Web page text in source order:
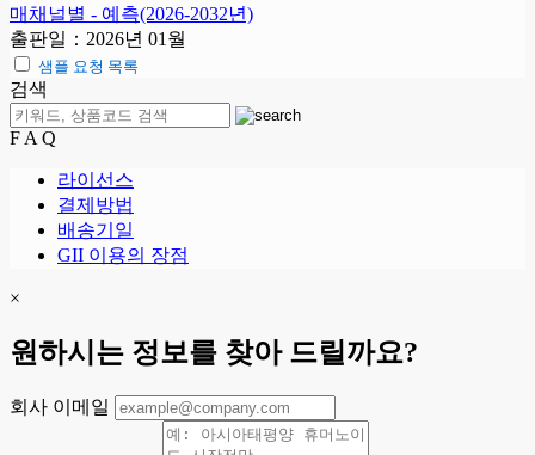
매채널별 - 예측(2026-2032년)
출판일：2026년 01월
샘플 요청 목록
검색
F A Q
라이선스
결제방법
배송기일
GII 이용의 장점
×
원하시는 정보를 찾아 드릴까요?
회사 이메일